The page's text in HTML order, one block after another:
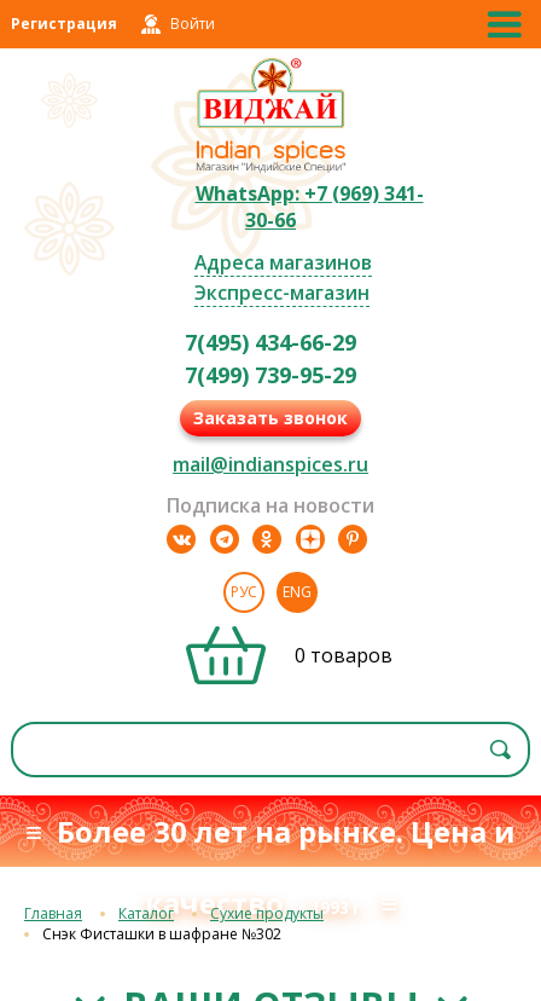
Регистрация Войти
WhatsApp: +7 (969) 341-
30-66
Адреса магазинов
Экспресс-магазин
7(495) 434-66-29
7(499) 739-95-29
Заказать звонок
mail@indianspices.ru
Подписка на новости
РУС ENG
0 товаров
≡ Более 30 лет на рынке. Цена и
качествос 1993 г. ≡
Главная Каталог
Сухие продукты
Снэк Фисташки в шафране №302